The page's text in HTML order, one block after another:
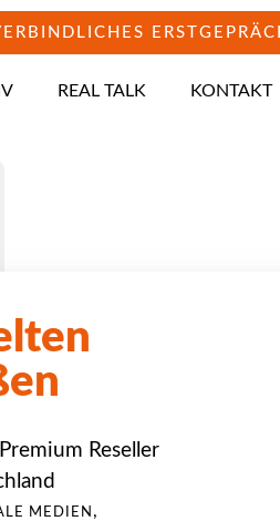
REAL TALK KONTAKT
Reseller
MEDIEN ,